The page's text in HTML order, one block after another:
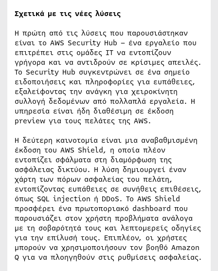
Σχετικά με τις νέες λύσεις
Η πρώτη από τις λύσεις που παρουσιάστηκαν
είναι το AWS Security Hub – ένα εργαλείο που
επιτρέπει στις ομάδες IT να εντοπίζουν
γρήγορα και να αντιδρούν σε κρίσιμες απειλές.
Το Security Hub συγκεντρώνει σε ένα σημείο
ειδοποιήσεις και πληροφορίες για ευπάθειες,
εξαλείφοντας την ανάγκη για χειροκίνητη
συλλογή δεδομένων από πολλαπλά εργαλεία. Η
υπηρεσία είναι ήδη διαθέσιμη σε έκδοση
preview για τους πελάτες της AWS.
Η δεύτερη καινοτομία είναι μια αναβαθμισμένη
έκδοση του AWS Shield, η οποία πλέον
εντοπίζει σφάλματα στη διαμόρφωση της
ασφάλειας δικτύου. Η λύση δημιουργεί έναν
χάρτη των πόρων ασφαλείας του πελάτη,
εντοπίζοντας ευπάθειες σε συνήθεις επιθέσεις,
όπως SQL injection ή DDoS. Το AWS Shield
προσφέρει ένα πρωτοποριακό dashboard που
παρουσιάζει στον χρήστη προβλήματα ανάλογα
με τη σοβαρότητά τους και λεπτομερείς οδηγίες
για την επίλυσή τους. Επιπλέον, οι χρήστες
μπορούν να χρησιμοποιήσουν τον βοηθό Amazon
Q για να πλοηγηθούν στις ρυθμίσεις ασφαλείας.